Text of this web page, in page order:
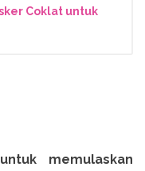
Coklat untuk
memulaskan